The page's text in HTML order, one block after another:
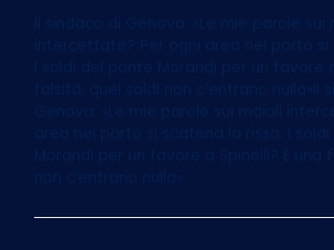
Il sindaco di Genova: «Le mie parole sui
intercettate? Per ogni area nel porto si
I soldi del ponte Morandi per un favore a
falsità, quei soldi non c’entrano nulla»Il
Genova: «Le mie parole sui maiali
area nel porto si scatena la rissa. I soldi
Morandi per un favore a Spinelli? È una
non c’entrano nulla»